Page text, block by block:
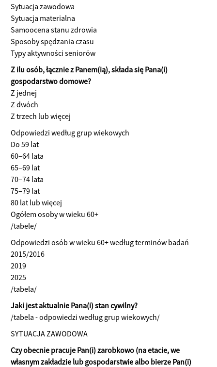
Sytuacja zawodowa
Sytuacja materialna
Samoocena stanu zdrowia
Sposoby spędzania czasu
Typy aktywności seniorów
Z ilu osób, łącznie z Panem(ią), składa się Pana(i)
gospodarstwo domowe?
Z jednej
Z dwóch
Z trzech lub więcej
Odpowiedzi według grup wiekowych
Do 59 lat
60–64 lata
65–69 lat
70–74 lata
75–79 lat
80 lat lub więcej
Ogółem osoby w wieku 60+
/tabele/
Odpowiedzi osób w wieku 60+ według terminów badań
2015/2016
2019
2025
/tabela/
Jaki jest aktualnie Pana(i) stan cywilny?
/tabela - odpowiedzi według grup wiekowych/
SYTUACJA ZAWODOWA
Czy obecnie pracuje Pan(i) zarobkowo (na etacie, we
własnym zakładzie lub gospodarstwie albo bierze Pan(i)